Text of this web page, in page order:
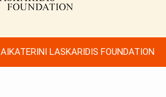
AIKATERINI LASKARIDIS FOUNDATION